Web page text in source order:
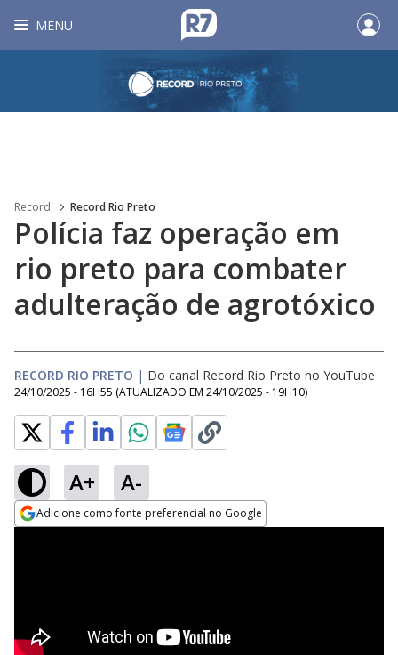
MENU
Record Record Rio Preto
Polícia faz operação em
rio preto para combater
adulteração de agrotóxico
RECORD RIO PRETO | Do canal Record Rio Preto no YouTube
24/10/2025 - 16H55 (ATUALIZADO EM 24/10/2025 - 19H10)
A+ A-
Adicione como fonte preferencial no Google